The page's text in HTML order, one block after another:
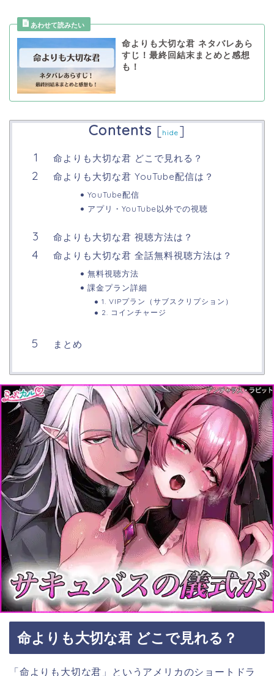
命よりも大切な君 ネタバレあら
すじ！最終回結末まとめと感想
も！
Contents [hide ]
命よりも大切な君 どこで見れる？
命よりも大切な君 YouTube配信は？
YouTube配信
アプリ・YouTube以外での視聴
命よりも大切な君 視聴方法は？
命よりも大切な君 全話無料視聴方法は？
無料視聴方法
課金プラン詳細
1. VIPプラン（サブスクリプション）
2. コインチャージ
まとめ
命よりも大切な君 どこで見れる？
「命よりも大切な君」というアメリカのショートドラ